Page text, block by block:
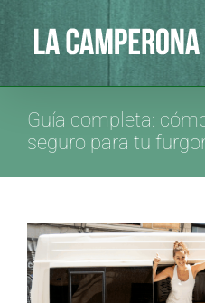
Saltar
Guía completa:
seguro para tu
Ver
imagen
más